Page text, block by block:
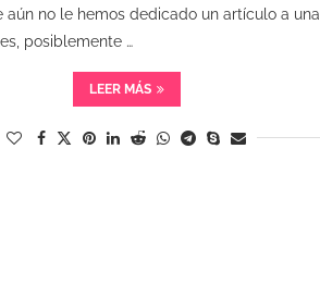
aún no le hemos dedicado un artículo a una
posiblemente …
LEER MÁS